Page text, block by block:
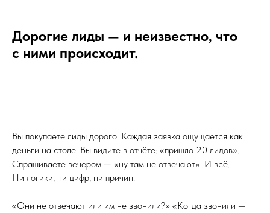
Дорогие лиды — и неизвестно, что
с ними происходит.
Вы покупаете лиды дорого. Каждая заявка ощущается как
деньги на столе. Вы видите в отчёте: «пришло 20 лидов».
Спрашиваете вечером — «ну там не отвечают». И всё.
Ни логики, ни цифр, ни причин.
«Они не отвечают или им не звонили?» «Когда звонили —